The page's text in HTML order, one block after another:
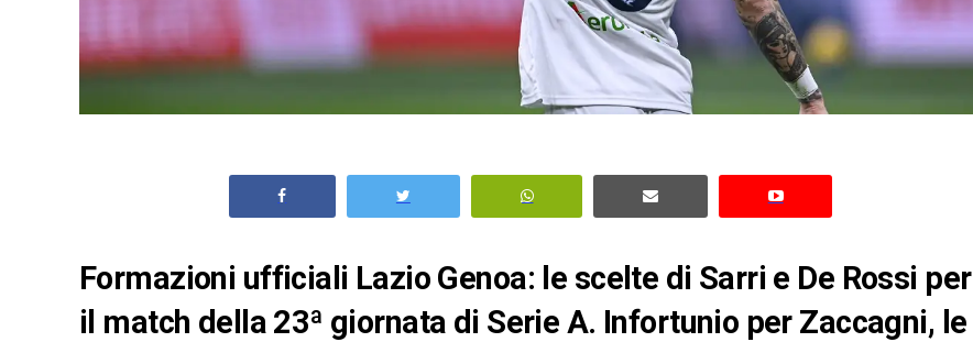
Formazioni ufficiali Lazio Genoa: le scelte di Sarri e De Rossi per
il match della 23ª giornata di Serie A. Infortunio per Zaccagni, le